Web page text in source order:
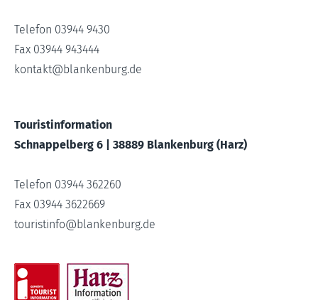
Telefon 03944 9430
Fax 03944 943444
kontakt@blankenburg.de
Touristinformation
Schnappelberg 6 | 38889 Blankenburg (Harz)
Telefon 03944 362260
Fax 03944 3622669
touristinfo@blankenburg.de